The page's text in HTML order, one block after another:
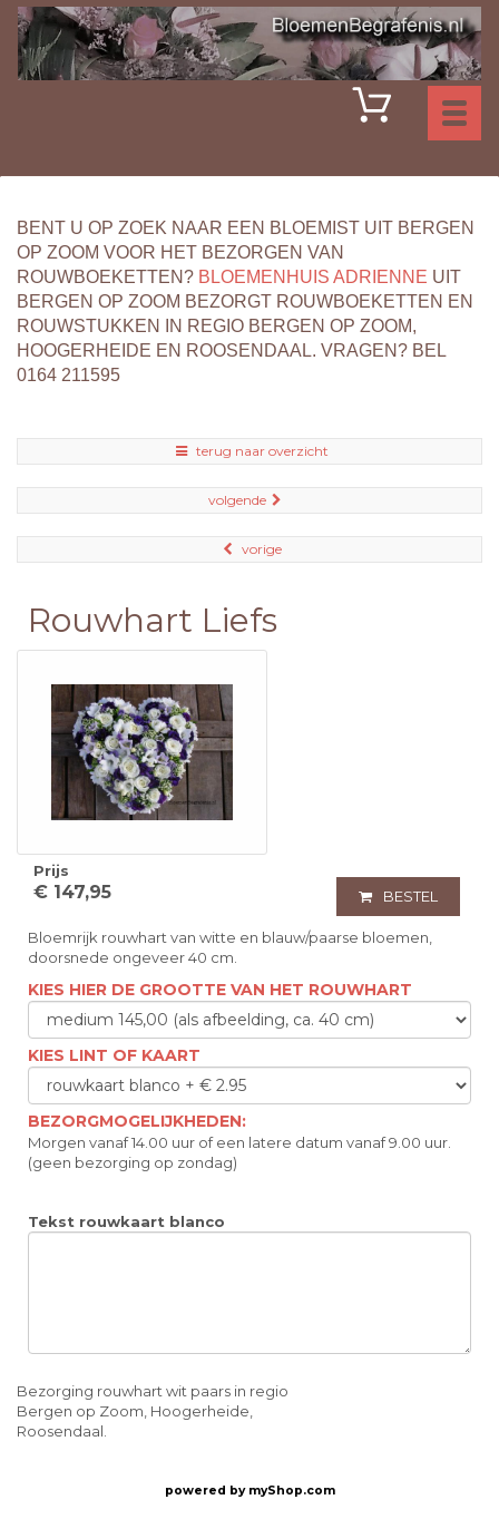
BENT U OP ZOEK NAAR EEN BLOEMIST UIT BERGEN
OP ZOOM VOOR HET BEZORGEN VAN
ROUWBOEKETTEN? BLOEMENHUIS ADRIENNE UIT
BERGEN OP ZOOM BEZORGT ROUWBOEKETTEN EN
ROUWSTUKKEN IN REGIO BERGEN OP ZOOM,
HOOGERHEIDE EN ROOSENDAAL. VRAGEN? BEL
0164 211595
terug naar overzicht
volgende
vorige
Rouwhart Liefs
Prijs
€ 147,95 BESTEL
Bloemrijk rouwhart van witte en blauw/paarse bloemen,
doorsnede ongeveer 40 cm.
KIES HIER DE GROOTTE VAN HET ROUWHART
KIES LINT OF KAART
BEZORGMOGELIJKHEDEN:
Morgen vanaf 14.00 uur of een latere datum vanaf 9.00 uur.
(geen bezorging op zondag)
Tekst rouwkaart blanco
Bezorging rouwhart wit paars in regio
Bergen op Zoom, Hoogerheide,
Roosendaal.
powered by myShop.com